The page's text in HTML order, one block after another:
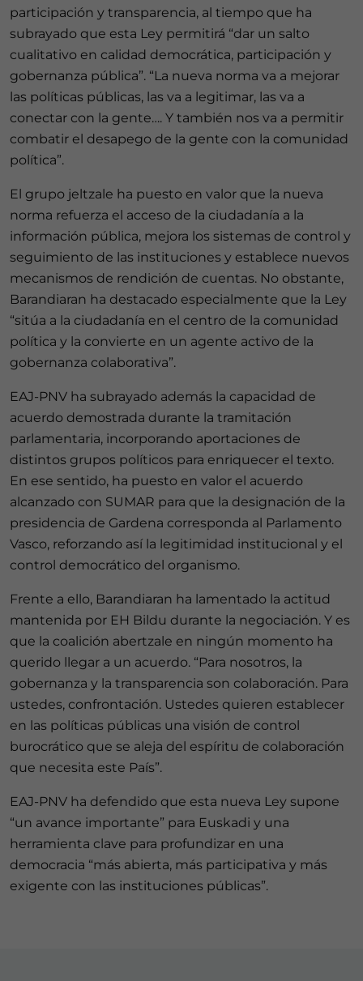
participación y transparencia, al tiempo que ha
subrayado que esta Ley permitirá “dar un salto
cualitativo en calidad democrática, participación y
gobernanza pública”. “La nueva norma va a mejorar
las políticas públicas, las va a legitimar, las va a
conectar con la gente…. Y también nos va a permitir
combatir el desapego de la gente con la comunidad
política”.
El grupo jeltzale ha puesto en valor que la nueva
norma refuerza el acceso de la ciudadanía a la
información pública, mejora los sistemas de control y
seguimiento de las instituciones y establece nuevos
mecanismos de rendición de cuentas. No obstante,
Barandiaran ha destacado especialmente que la Ley
“sitúa a la ciudadanía en el centro de la comunidad
política y la convierte en un agente activo de la
gobernanza colaborativa”.
EAJ-PNV ha subrayado además la capacidad de
acuerdo demostrada durante la tramitación
parlamentaria, incorporando aportaciones de
distintos grupos políticos para enriquecer el texto.
En ese sentido, ha puesto en valor el acuerdo
alcanzado con SUMAR para que la designación de la
presidencia de Gardena corresponda al Parlamento
Vasco, reforzando así la legitimidad institucional y el
control democrático del organismo.
Frente a ello, Barandiaran ha lamentado la actitud
mantenida por EH Bildu durante la negociación. Y es
que la coalición abertzale en ningún momento ha
querido llegar a un acuerdo. “Para nosotros, la
gobernanza y la transparencia son colaboración. Para
ustedes, confrontación. Ustedes quieren establecer
en las políticas públicas una visión de control
burocrático que se aleja del espíritu de colaboración
que necesita este País”.
EAJ-PNV ha defendido que esta nueva Ley supone
“un avance importante” para Euskadi y una
herramienta clave para profundizar en una
democracia “más abierta, más participativa y más
exigente con las instituciones públicas”.